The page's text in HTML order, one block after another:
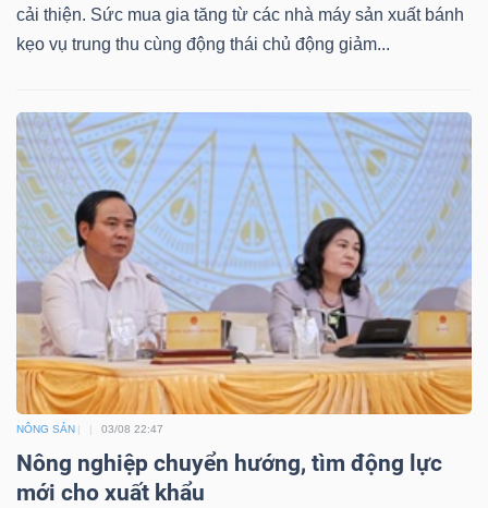
cải thiện. Sức mua gia tăng từ các nhà máy sản xuất bánh
kẹo vụ trung thu cùng động thái chủ động giảm...
NÔNG SẢN 03/08 22:47
Nông nghiệp chuyển hướng, tìm động lực
mới cho xuất khẩu